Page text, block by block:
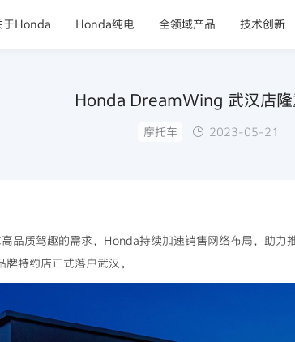
于Honda Honda纯电 全领域产品 技术创新
Honda DreamWing 武汉店隆
摩托车 2023-05-21
品质驾趣的需求，Honda持续加速销售网络布局，助
特约店正式落户武汉。